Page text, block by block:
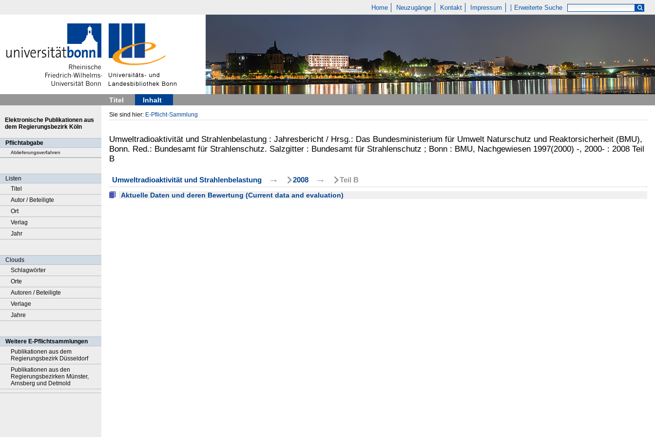
Home Neuzugänge Kontakt Impressum Erweiterte Suche
Titel Inhalt
Elektronische Publikationen aus
dem Regierungsbezirk Köln
Pflichtabgabe
Ablieferungsverfahren
Listen
Titel
Autor / Beteiligte
Ort
Verlag
Jahr
Clouds
Schlagwörter
Orte
Autoren / Beteiligte
Verlage
Jahre
Weitere E-Pflichtsammlungen
Publikationen aus dem
Regierungsbezirk Düsseldorf
Publikationen aus den
Regierungsbezirken Münster,
Arnsberg und Detmold
Sie sind hier: E-Pflicht-Sammlung
Umweltradioaktivität und Strahlenbelastung : Jahresbericht / Hrsg.: Das Bundesministerium für Umwelt Naturschutz und Reaktorsicherheit (BMU),
Bonn. Red.: Bundesamt für Strahlenschutz. Salzgitter : Bundesamt für Strahlenschutz ; Bonn : BMU, Nachgewiesen 1997(2000) -, 2000- : 2008 Teil
B
Umweltradioaktivität und Strahlenbelastung → 2008 → Teil B
Aktuelle Daten und deren Bewertung (Current data and evaluation)